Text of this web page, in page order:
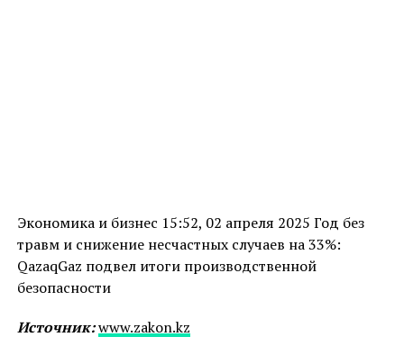
Экономика и бизнес 15:52, 02 апреля 2025 Год без
травм и снижение несчастных случаев на 33%:
QazaqGaz подвел итоги производственной
безопасности
Источник:www.zakon.kz